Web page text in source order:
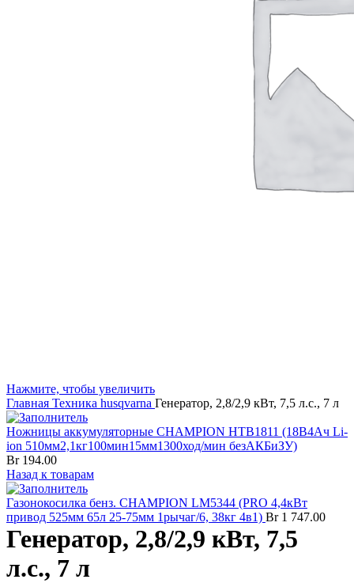
Нажмите, чтобы увеличить
Главная Техника husqvarna Генератор, 2,8/2,9 кВт, 7,5 л.с., 7 л
Ножницы аккумуляторные CHAMPION HTB1811 (18В4Ач Li-
ion 510мм2,1кг100мин15мм1300ход/мин безАКБиЗУ)
Br194.00
Назад к товарам
Газонокосилка бенз. CHAMPION LM5344 (PRO 4,4кВт
привод 525мм 65л 25-75мм 1рычаг/6, 38кг 4в1) Br1 747.00
Генератор, 2,8/2,9 кВт, 7,5
л.с., 7 л